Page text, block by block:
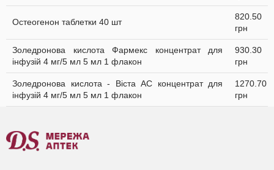
Остеогенон таблетки 40 шт
820.50
грн
Золедронова кислота Фармекс концентрат для
інфузій 4 мг/5 мл 5 мл 1 флакон
930.30
грн
Золедронова кислота - Віста АС концентрат для
інфузій 4 мг/5 мл 5 мл 1 флакон
1270.70
грн